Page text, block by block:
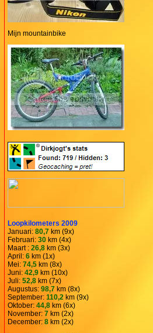
Mijn mountainbike
Loopkilometers 2009
Januari: 80,7 km (9x)
Februari: 30 km (4x)
Maart : 26,8 km (3x)
April: 6 km (1x)
Mei: 74,5 km (8x)
Juni: 42,9 km (10x)
Juli: 52,8 km (7x)
Augustus: 98,7 km (8x)
September: 110,2 km (9x)
Oktober: 44,8 km (6x)
November: 7 km (2x)
December: 8 km (2x)